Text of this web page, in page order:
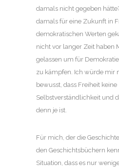
damals nicht gegeben
damals für eine Zukunft in
demokratischen Werten
nicht vor langer Zeit haben
gelassen um für
zu kämpfen. Ich würde mir
bewusst, dass Freiheit keine
Selbstverständlichkeit und
denn je ist.
Für mich, der die
den Geschichtsbüchern
Situation, dass es nur